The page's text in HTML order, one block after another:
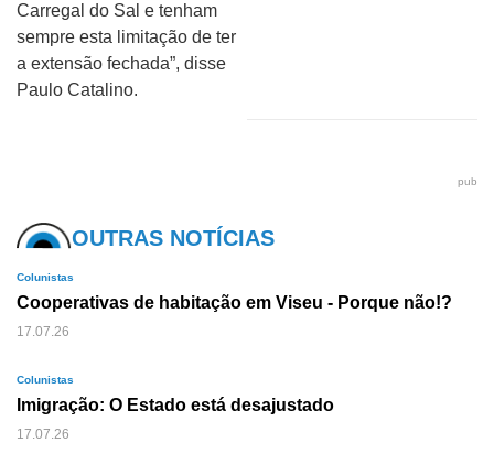
Carregal do Sal e tenham
sempre esta limitação de ter
a extensão fechada”, disse
Paulo Catalino.
pub
OUTRAS NOTÍCIAS
Colunistas
Cooperativas de habitação em Viseu - Porque não!?
17.07.26
Colunistas
Imigração: O Estado está desajustado
17.07.26